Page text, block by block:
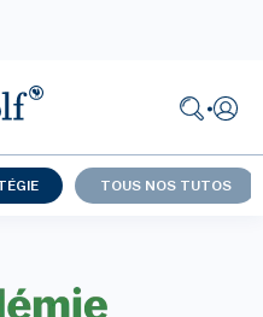
TOUS NOS TUTOS